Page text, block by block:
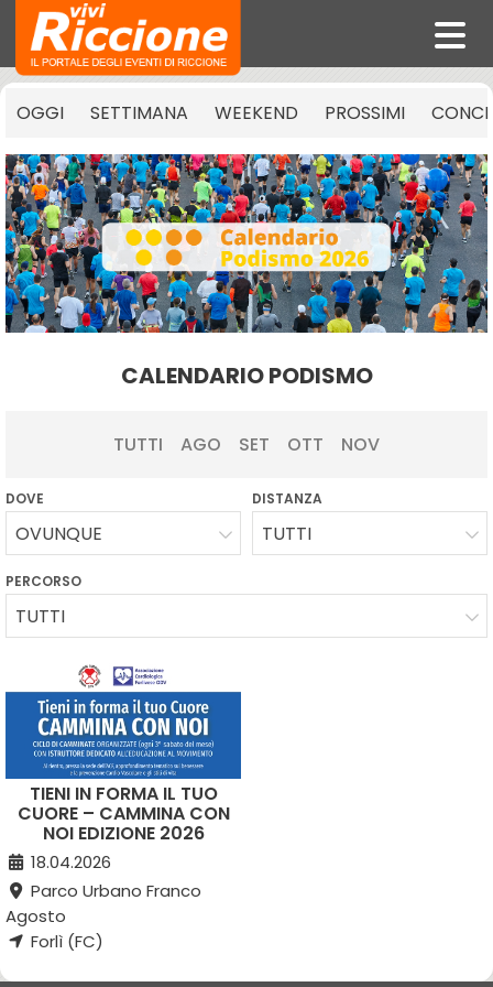
OGGI SETTIMANA WEEKEND PROSSIMI
CALENDARIO PODISMO
TUTTI AGO SET OTT NOV
DOVE
OVUNQUE
DISTANZA
TUTTI
PERCORSO
TUTTI
TIENI IN FORMA IL TUO
CUORE – CAMMINA CON
NOI EDIZIONE 2026
18.04.2026
Parco Urbano Franco
Agosto
Forlì (FC)